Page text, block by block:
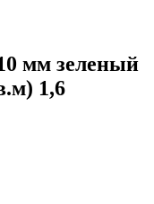
мм зеленый
1,6